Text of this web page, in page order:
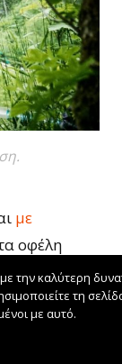
με
οφέλη
κινδύνου
την καλύτερη
τη
με αυτό.